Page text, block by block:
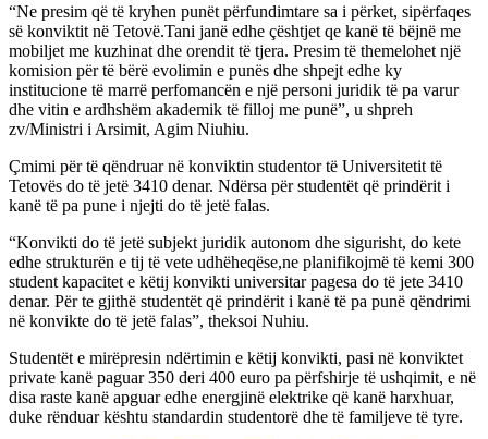
“Ne presim që të kryhen punët përfundimtare sa i përket, sipërfaqes
së konviktit në Tetovë.Tani janë edhe çështjet qe kanë të bëjnë me
mobiljet me kuzhinat dhe orendit të tjera. Presim të themelohet një
komision për të bërë evolimin e punës dhe shpejt edhe ky
institucione të marrë perfomancën e një personi juridik të pa varur
dhe vitin e ardhshëm akademik të filloj me punë”, u shpreh
zv/Ministri i Arsimit, Agim Niuhiu.
Çmimi për të qëndruar në konviktin studentor të Universitetit të
Tetovës do të jetë 3410 denar. Ndërsa për studentët që prindërit i
kanë të pa pune i njejti do të jetë falas.
“Konvikti do të jetë subjekt juridik autonom dhe sigurisht, do kete
edhe strukturën e tij të vete udhëheqëse,ne planifikojmë të kemi 300
student kapacitet e këtij konvikti universitar pagesa do të jete 3410
denar. Për te gjithë studentët që prindërit i kanë të pa punë qëndrimi
në konvikte do të jetë falas”, theksoi Nuhiu.
Studentët e mirëpresin ndërtimin e këtij konvikti, pasi në konviktet
private kanë paguar 350 deri 400 euro pa përfshirje të ushqimit, e në
disa raste kanë apguar edhe energjinë elektrike që kanë harxhuar,
duke rënduar kështu standardin studentorë dhe të familjeve të tyre.